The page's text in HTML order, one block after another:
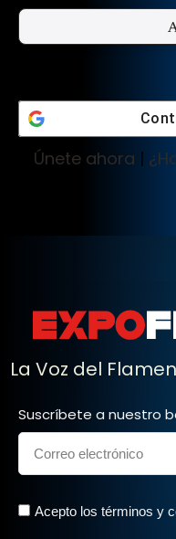
Únete ahora |
La Voz del
Suscríbete a nuestro
Acepto los términos y